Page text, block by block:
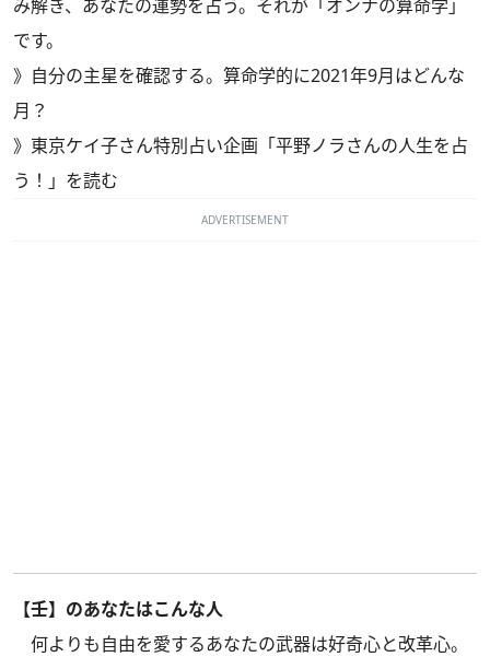
み解き、あなたの運勢を占う。それが「オンナの算命学」
です。
》 自分の主星を確認する。算命学的に2021年9月はどんな
月？
》 東京ケイ子さん特別占い企画「平野ノラさんの人生を占
う！」を読む
ADVERTISEMENT
【壬】のあなたはこんな人
何よりも自由を愛するあなたの武器は好奇心と改革心。